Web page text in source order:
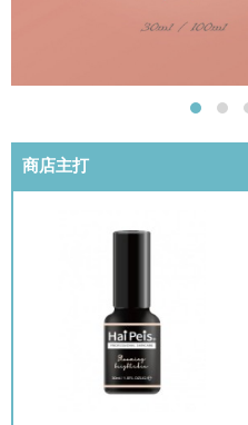
商店主打